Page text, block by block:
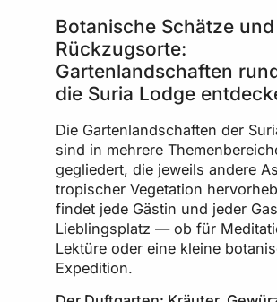
Botanische Schätze
Rückzugsorte:
Gartenlandschaften
die Suria Lodge
Die Gartenlandschaften der
sind in mehrere
gegliedert, die jeweils andere
tropischer Vegetation
findet jede Gästin und jeder
Lieblingsplatz — ob für
Lektüre oder eine kleine
Expedition.